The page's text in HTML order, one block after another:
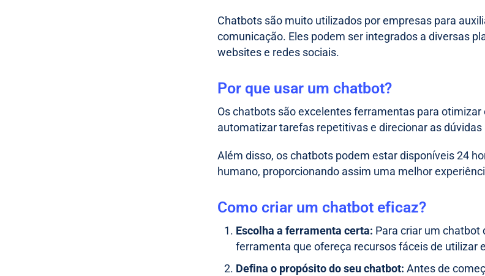
Chatbots são muito utilizados por empresas para
comunicação. Eles podem ser integrados a diversas
websites e redes sociais.
Por que usar um chatbot?
Os chatbots são excelentes ferramentas para
automatizar tarefas repetitivas e direcionar as
Além disso, os chatbots podem estar disponíveis 24
humano, proporcionando assim uma melhor
Como criar um chatbot eficaz?
Escolha a ferramenta certa: Para criar um
ferramenta que ofereça recursos fáceis de utilizar
Defina o propósito do seu chatbot:Antes de